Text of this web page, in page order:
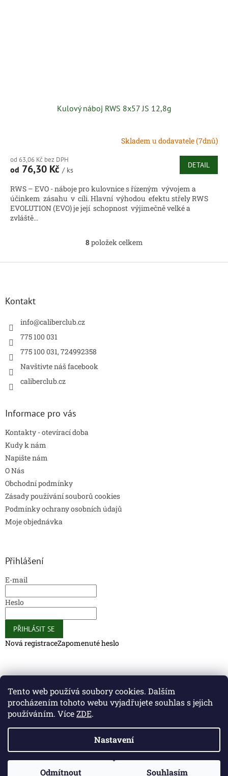
Tento web používá soubory cookies. Dalším
procházením tohoto webu vyjadřujete souhlas s jejich
používáním. VíceZDE.
Nastavení
Odmítnout Souhlasím
Kulový náboj RWS 8x57 JS 12,8g
Skladem u dodavatele (7dnů)
od 63,06 Kč bez DPH
od 76,30 Kč / ks
DETAIL
RWS – EVO - náboje pro kulovnice s řízeným vývojem a
účinkem zásahu v cíli. Hlavní výhodou efektu střely RWS
EVOLUTION (EVO) je její schopnost výjimečně velké a
zvláště...
O
l
8položek celkem
Kontakt
info@caliberclub.cz
775 100 031
775 100 031, 724992358
Navštivte náš facebook
caliberclub.cz
Informace pro vás
Kontakty - otevírací doba
Kudy k nám
Napište nám
O Nás
Obchodní podmínky
Zásady používání souborů cookies
Podmínky ochrany osobních údajů
Moje objednávka
Přihlášení
E-mail
Heslo
PŘIHLÁSIT SE
Nová registraceZapomenuté heslo
Caliber Club - Gun Store